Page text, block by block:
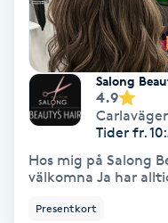
Vaxning brasiliansk
Veterinär
Vibrationsmassage
Vinyasa Yoga
Volymfransar
Salong
4.9
Tider fr.
Hos mig på Salong
välkomna Ja har
Presentkort